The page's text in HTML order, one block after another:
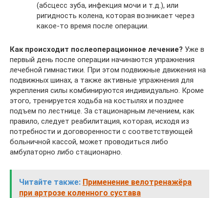
(абсцесс зуба, инфекция мочи и т.д.), или
ригидность колена, которая возникает через
какое-то время после операции.
Как происходит послеоперационное лечение? Уже в
первый день после операции начинаются упражнения
лечебной гимнастики. При этом подвижные движения на
подвижных шинах, а также активные упражнения для
укрепления силы комбинируются индивидуально. Кроме
этого, тренируется ходьба на костылях и позднее
подъем по лестнице. За стационарным лечением, как
правило, следует реабилитация, которая, исходя из
потребности и договоренности с соответствующей
больничной кассой, может проводиться либо
амбулаторно либо стационарно.
Читайте также: Применение велотренажёра
при артрозе коленного сустава